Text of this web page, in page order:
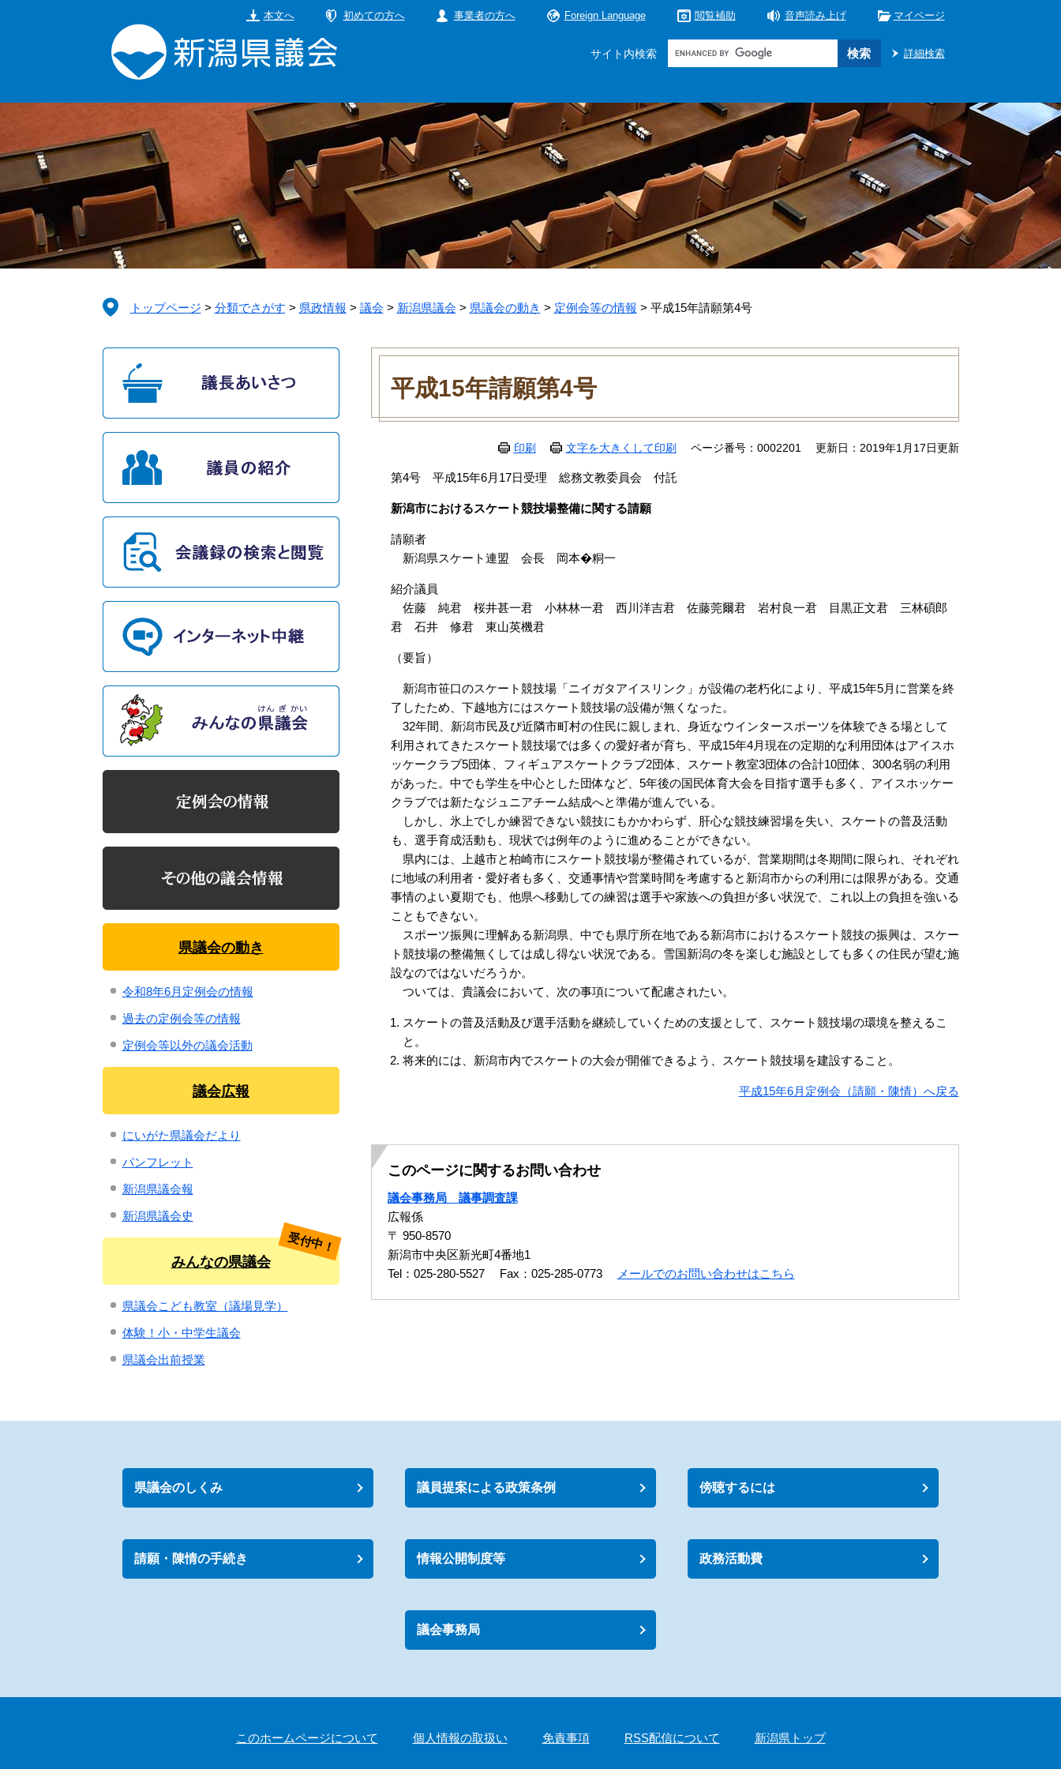
頭
飛
て
へ
本文へ 初めての方へ 事業者の方へ Foreign Language 閲覧補助 音声読み上げ マイページ
サイト内検索
Google
ム
索
詳細検索
トップページ > 分類でさがす > 県政情報 > 議会 > 新潟県議会 > 県議会の動き > 定例会等の情報 > 平成15年請願第4号
本
平成15年請願第4号
印刷 文字を大きくして印刷 ページ番号：0002201 更新日：2019年1月17日更新
第4号 平成15年6月17日受理 総務文教委員会 付託
新潟市におけるスケート競技場整備に関する請願
請願者
新潟県スケート連盟 会長 岡本�粡一
紹介議員
佐藤 純君 桜井甚一君 小林林一君 西川洋吉君 佐藤莞爾君 岩村良一君 目黒正文君 三林碩郎
君 石井 修君 東山英機君
（要旨）
新潟市笹口のスケート競技場「ニイガタアイスリンク」が設備の老朽化により、平成15年5月に営業を終
了したため、下越地方にはスケート競技場の設備が無くなった。
32年間、新潟市民及び近隣市町村の住民に親しまれ、身近なウインタースポーツを体験できる場として
利用されてきたスケート競技場では多くの愛好者が育ち、平成15年4月現在の定期的な利用団体はアイスホ
ッケークラブ5団体、フィギュアスケートクラブ2団体、スケート教室3団体の合計10団体、300名弱の利用
があった。中でも学生を中心とした団体など、5年後の国民体育大会を目指す選手も多く、アイスホッケー
クラブでは新たなジュニアチーム結成へと準備が進んでいる。
しかし、氷上でしか練習できない競技にもかかわらず、肝心な競技練習場を失い、スケートの普及活動
も、選手育成活動も、現状では例年のように進めることができない。
県内には、上越市と柏崎市にスケート競技場が整備されているが、営業期間は冬期間に限られ、それぞれ
に地域の利用者・愛好者も多く、交通事情や営業時間を考慮すると新潟市からの利用には限界がある。交通
事情のよい夏期でも、他県へ移動しての練習は選手や家族への負担が多い状況で、これ以上の負担を強いる
こともできない。
スポーツ振興に理解ある新潟県、中でも県庁所在地である新潟市におけるスケート競技の振興は、スケー
ト競技場の整備無くしては成し得ない状況である。雪国新潟の冬を楽しむ施設としても多くの住民が望む施
設なのではないだろうか。
ついては、貴議会において、次の事項について配慮されたい。
スケートの普及活動及び選手活動を継続していくための支援として、スケート競技場の環境を整えるこ
と。
将来的には、新潟市内でスケートの大会が開催できるよう、スケート競技場を建設すること。
平成15年6月定例会（請願・陳情）へ戻る
このページに関するお問い合わせ
議会事務局 議事調査課
広報係
〒 950-8570
新潟市中央区新光町4番地1
Tel：025-280-5527
Fax：025-285-0773 メールでのお問い合わせはこちら
県議会の動き
令和8年6月定例会の情報
過去の定例会等の情報
定例会等以外の議会活動
議会広報
にいがた県議会だより
パンフレット
新潟県議会報
新潟県議会史
みんなの県議会
受付中！
県議会こども教室（議場見学）
体験！小・中学生議会
県議会出前授業
県議会のしくみ 議員提案による政策条例 傍聴するには
請願・陳情の手続き 情報公開制度等 政務活動費
議会事務局
このホームページについて 個人情報の取扱い 免責事項 RSS配信について 新潟県トップ